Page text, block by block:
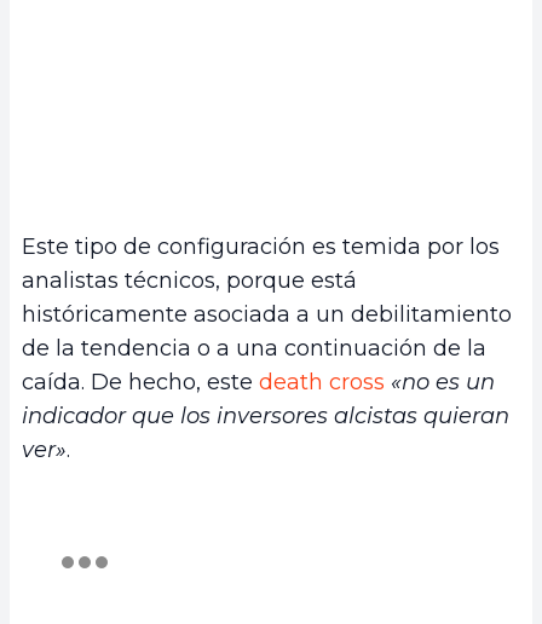
Este tipo de configuración es temida por los
analistas técnicos, porque está
históricamente asociada a un debilitamiento
de la tendencia o a una continuación de la
caída. De hecho, este death cross «no es un
indicador que los inversores alcistas quieran
ver».